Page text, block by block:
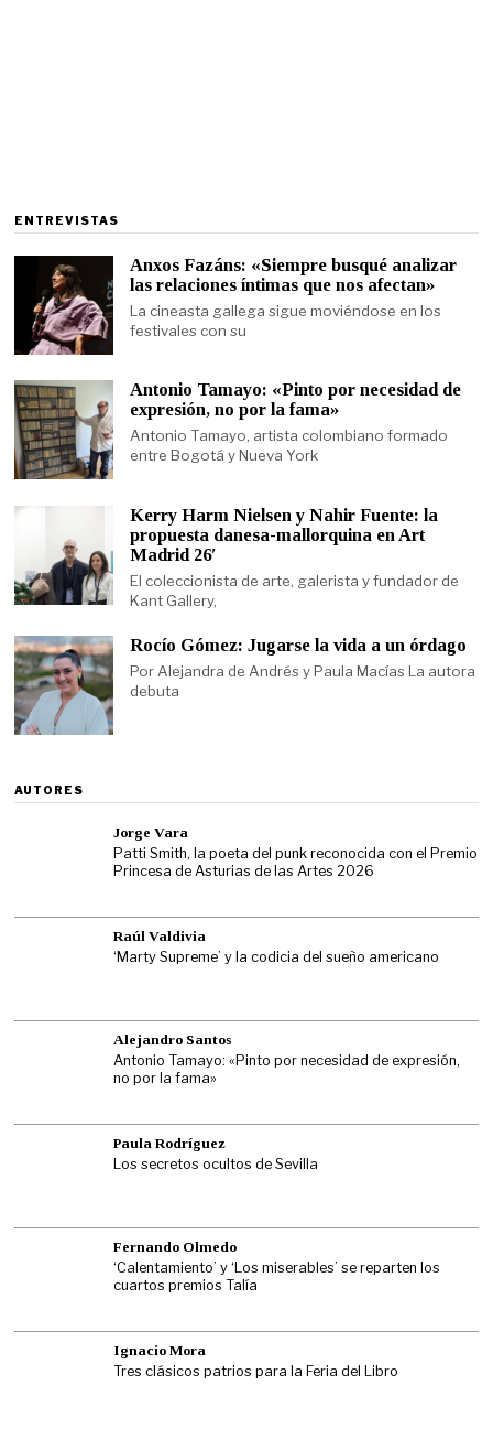
ENTREVISTAS
Anxos Fazáns: «Siempre busqué analizar
las relaciones íntimas que nos afectan»
La cineasta gallega sigue moviéndose en los
festivales con su
Antonio Tamayo: «Pinto por necesidad de
expresión, no por la fama»
Antonio Tamayo, artista colombiano formado
entre Bogotá y Nueva York
Kerry Harm Nielsen y Nahir Fuente: la
propuesta danesa-mallorquina en Art
Madrid 26′
El coleccionista de arte, galerista y fundador de
Kant Gallery,
Rocío Gómez: Jugarse la vida a un órdago
Por Alejandra de Andrés y Paula Macías La autora
debuta
AUTORES
Jorge Vara
Patti Smith, la poeta del punk reconocida con el Premio
Princesa de Asturias de las Artes 2026
Raúl Valdivia
‘Marty Supreme’ y la codicia del sueño americano
Alejandro Santos
Antonio Tamayo: «Pinto por necesidad de expresión,
no por la fama»
Paula Rodríguez
Los secretos ocultos de Sevilla
Fernando Olmedo
‘Calentamiento’ y ‘Los miserables’ se reparten los
cuartos premios Talía
Ignacio Mora
Tres clásicos patrios para la Feria del Libro